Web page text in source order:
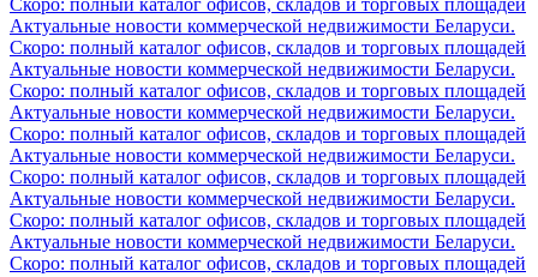
Актуальные новости коммерческой недвижимости Беларуси.
Скоро: полный каталог офисов, складов и торговых площадей
Актуальные новости коммерческой недвижимости Беларуси.
Скоро: полный каталог офисов, складов и торговых площадей
Актуальные новости коммерческой недвижимости Беларуси.
Скоро: полный каталог офисов, складов и торговых площадей
Актуальные новости коммерческой недвижимости Беларуси.
Скоро: полный каталог офисов, складов и торговых площадей
Актуальные новости коммерческой недвижимости Беларуси.
Скоро: полный каталог офисов, складов и торговых площадей
Актуальные новости коммерческой недвижимости Беларуси.
Скоро: полный каталог офисов, складов и торговых площадей